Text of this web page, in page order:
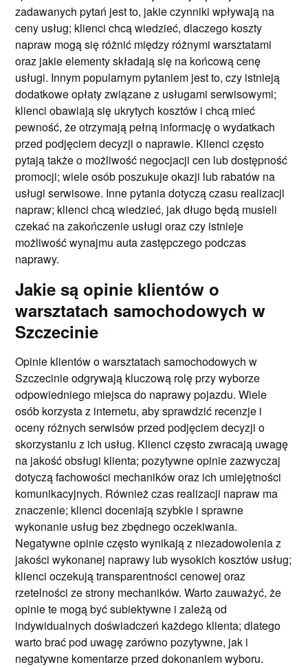
zadawanych pytań jest to, jakie czynniki wpływają na
ceny usług; klienci chcą wiedzieć, dlaczego koszty
napraw mogą się różnić między różnymi warsztatami
oraz jakie elementy składają się na końcową cenę
usługi. Innym popularnym pytaniem jest to, czy istnieją
dodatkowe opłaty związane z usługami serwisowymi;
klienci obawiają się ukrytych kosztów i chcą mieć
pewność, że otrzymają pełną informację o wydatkach
przed podjęciem decyzji o naprawie. Klienci często
pytają także o możliwość negocjacji cen lub dostępność
promocji; wiele osób poszukuje okazji lub rabatów na
usługi serwisowe. Inne pytania dotyczą czasu realizacji
napraw; klienci chcą wiedzieć, jak długo będą musieli
czekać na zakończenie usługi oraz czy istnieje
możliwość wynajmu auta zastępczego podczas
naprawy.
Jakie są opinie klientów o
warsztatach samochodowych w
Szczecinie
Opinie klientów o warsztatach samochodowych w
Szczecinie odgrywają kluczową rolę przy wyborze
odpowiedniego miejsca do naprawy pojazdu. Wiele
osób korzysta z internetu, aby sprawdzić recenzje i
oceny różnych serwisów przed podjęciem decyzji o
skorzystaniu z ich usług. Klienci często zwracają uwagę
na jakość obsługi klienta; pozytywne opinie zazwyczaj
dotyczą fachowości mechaników oraz ich umiejętności
komunikacyjnych. Również czas realizacji napraw ma
znaczenie; klienci doceniają szybkie i sprawne
wykonanie usług bez zbędnego oczekiwania.
Negatywne opinie często wynikają z niezadowolenia z
jakości wykonanej naprawy lub wysokich kosztów usług;
klienci oczekują transparentności cenowej oraz
rzetelności ze strony mechaników. Warto zauważyć, że
opinie te mogą być subiektywne i zależą od
indywidualnych doświadczeń każdego klienta; dlatego
warto brać pod uwagę zarówno pozytywne, jak i
negatywne komentarze przed dokonaniem wyboru.